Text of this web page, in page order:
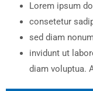
Lorem ipsum
consetetur
sed diam
invidunt ut
diam voluptua.